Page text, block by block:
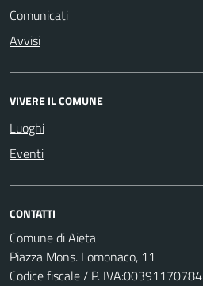
Comunicati
Avvisi
VIVERE IL COMUNE
Luoghi
Eventi
CONTATTI
Comune di Aieta
Piazza Mons. Lomonaco, 11
Codice fiscale / P. IVA:00391170784